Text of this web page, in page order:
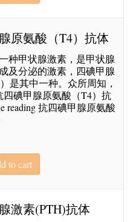
原氨酸（T4）抗体
种甲状腺激素，是甲状腺
及分泌的激素，四碘甲腺
是其中一种。众所周知，
碘甲腺原氨酸（T4）抗
reading 抗四碘甲腺原氨酸
to cart
激素(PTH)抗体